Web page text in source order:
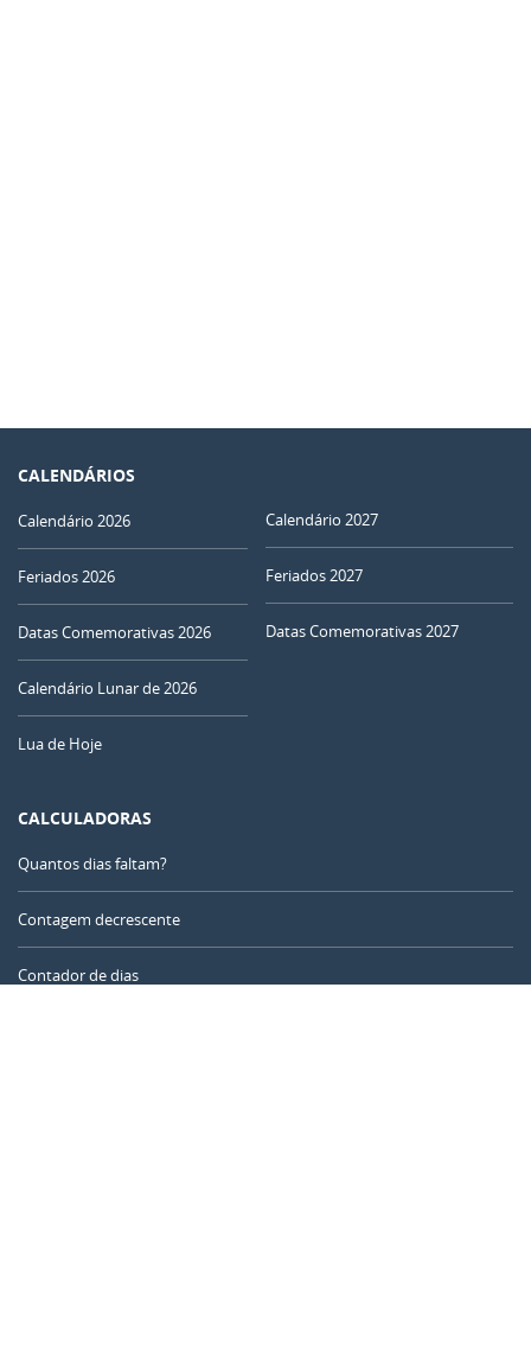
CALENDÁRIOS
Calendário 2026
Feriados 2026
Datas Comemorativas 2026
Calendário Lunar de 2026
Lua de Hoje
Calendário 2027
Feriados 2027
Datas Comemorativas 2027
CALCULADORAS
Quantos dias faltam?
Contagem decrescente
Contador de dias